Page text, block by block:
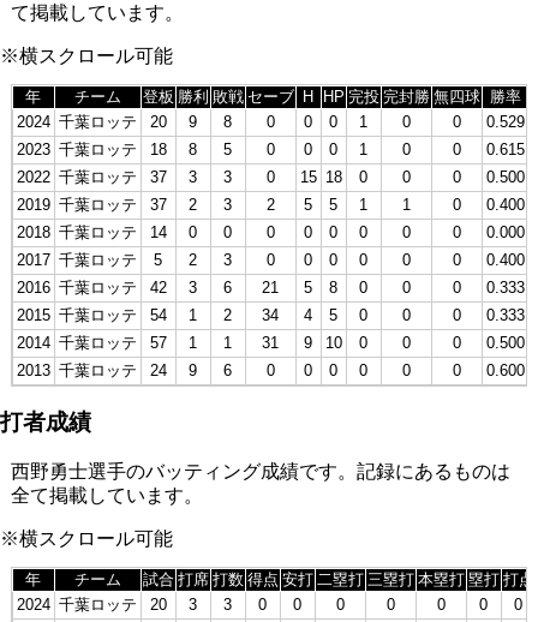
て掲載しています。
※横スクロール可能
年 チーム 登板 勝利 敗戦 セーブ H HP 完投 完封勝 無四球 勝率
2024 千葉ロッテ 20 9 8 0 0 0 1 0 0 0.529
2023 千葉ロッテ 18 8 5 0 0 0 1 0 0 0.615
2022 千葉ロッテ 37 3 3 0 15 18 0 0 0 0.500
2019 千葉ロッテ 37 2 3 2 5 5 1 1 0 0.400
2018 千葉ロッテ 14 0 0 0 0 0 0 0 0 0.000
2017 千葉ロッテ 5 2 3 0 0 0 0 0 0 0.400
2016 千葉ロッテ 42 3 6 21 5 8 0 0 0 0.333
2015 千葉ロッテ 54 1 2 34 4 5 0 0 0 0.333
2014 千葉ロッテ 57 1 1 31 9 10 0 0 0 0.500
2013 千葉ロッテ 24 9 6 0 0 0 0 0 0 0.600
打者成績
西野勇士選手のバッティング成績です。記録にあるものは
全て掲載しています。
※横スクロール可能
年 チーム 試合 打席 打数 得点 安打 二塁打 三塁打 本塁打 塁打 打点
2024 千葉ロッテ 20 3 3 0 0 0 0 0 0
0